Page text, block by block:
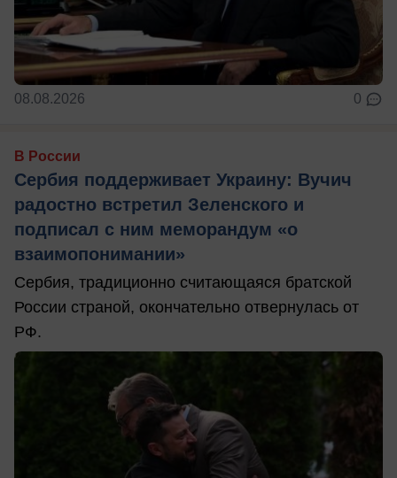
08.08.2026 0
В России
Сербия поддерживает Украину: Вучич
радостно встретил Зеленского и
подписал с ним меморандум «о
взаимопонимании»
Сербия, традиционно считающаяся братской
России страной, окончательно отвернулась от
РФ.